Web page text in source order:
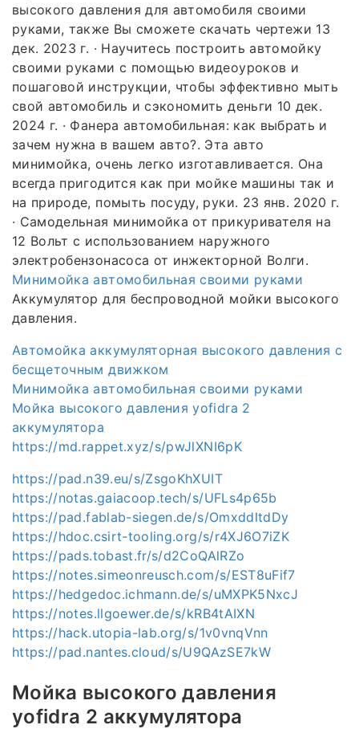
высокого давления для автомобиля своими
руками, также Вы сможете скачать чертежи 13
дек. 2023 г. · Научитесь построить автомойку
своими руками с помощью видеоуроков и
пошаговой инструкции, чтобы эффективно мыть
свой автомобиль и сэкономить деньги 10 дек.
2024 г. · Фанера автомобильная: как выбрать и
зачем нужна в вашем авто?. Эта авто
минимойка, очень легко изготавливается. Она
всегда пригодится как при мойке машины так и
на природе, помыть посуду, руки. 23 янв. 2020 г.
· Самодельная минимойка от прикуривателя на
12 Вольт с использованием наружного
электробензонасоса от инжекторной Волги.
Минимойка автомобильная своими руками
Аккумулятор для беспроводной мойки высокого
давления.
Автомойка аккумуляторная высокого давления с
бесщеточным движком
Минимойка автомобильная своими руками
Мойка высокого давления yofidra 2
аккумулятора
https://md.rappet.xyz/s/pwJlXNI6pK
https://pad.n39.eu/s/ZsgoKhXUIT
https://notas.gaiacoop.tech/s/UFLs4p65b
https://pad.fablab-siegen.de/s/OmxddltdDy
https://hdoc.csirt-tooling.org/s/r4XJ6O7iZK
https://pads.tobast.fr/s/d2CoQAlRZo
https://notes.simeonreusch.com/s/EST8uFif7
https://hedgedoc.ichmann.de/s/uMXPK5NxcJ
https://notes.llgoewer.de/s/kRB4tAIXN
https://hack.utopia-lab.org/s/1v0vnqVnn
https://pad.nantes.cloud/s/U9QAzSE7kW
Мойка высокого давления
yofidra 2 аккумулятора